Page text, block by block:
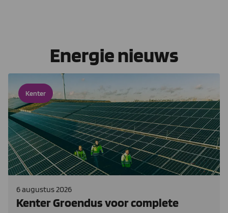
Energie nieuws
Kenter
6 augustus 2026
Kenter Groendus voor complete